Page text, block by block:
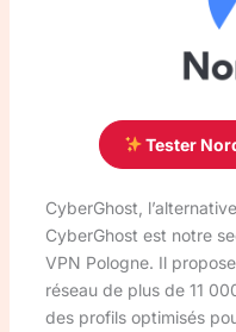
Tester
CyberGhost,
CyberGhost est notre
VPN Pologne. Il
réseau de plus de 11
des profils optimisés